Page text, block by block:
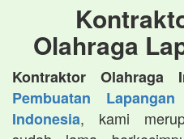
Olahraga
Kontraktor Olahraga
Pembuatan
Indonesia, kami